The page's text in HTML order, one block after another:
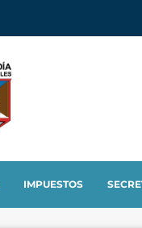
IMPUESTOS